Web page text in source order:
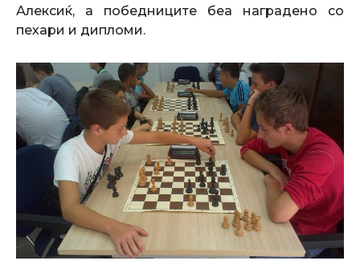
Алексиќ, а победниците беа наградено со
пехари и дипломи.